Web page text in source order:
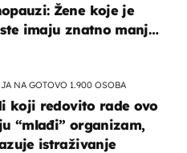
Žene koje je
imaju znatno manji
NA GOTOVO 1.900 OSOBA
koji redovito rade ovo
“mlađi” organizam,
istraživanje